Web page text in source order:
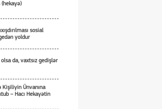
(hekayə)
sosial
yoldur
da, vaxtsız gedişlər
Kişiliyin Ünvanına
– Hacı Hekayətin